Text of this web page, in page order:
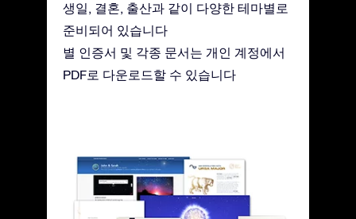
생일, 결혼, 출산과 같이 다양한 테마별로
준비되어 있습니다
별 인증서 및 각종 문서는 개인 계정에서
PDF로 다운로드할 수 있습니다